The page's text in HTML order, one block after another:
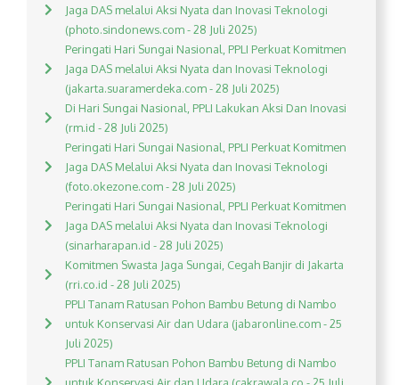
Jaga DAS melalui Aksi Nyata dan Inovasi Teknologi
(photo.sindonews.com - 28 Juli 2025)
Peringati Hari Sungai Nasional, PPLI Perkuat Komitmen
Jaga DAS melalui Aksi Nyata dan Inovasi Teknologi
(jakarta.suaramerdeka.com - 28 Juli 2025)
Di Hari Sungai Nasional, PPLI Lakukan Aksi Dan Inovasi
(rm.id - 28 Juli 2025)
Peringati Hari Sungai Nasional, PPLI Perkuat Komitmen
Jaga DAS Melalui Aksi Nyata dan Inovasi Teknologi
(foto.okezone.com - 28 Juli 2025)
Peringati Hari Sungai Nasional, PPLI Perkuat Komitmen
Jaga DAS melalui Aksi Nyata dan Inovasi Teknologi
(sinarharapan.id - 28 Juli 2025)
Komitmen Swasta Jaga Sungai, Cegah Banjir di Jakarta
(rri.co.id - 28 Juli 2025)
PPLI Tanam Ratusan Pohon Bambu Betung di Nambo
untuk Konservasi Air dan Udara (jabaronline.com - 25
Juli 2025)
PPLI Tanam Ratusan Pohon Bambu Betung di Nambo